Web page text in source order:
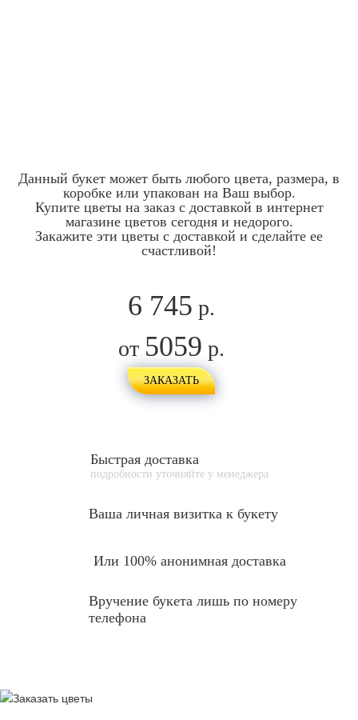
Данный букет может быть любого цвета, размера, в
коробке или упакован на Ваш выбор.
Купите цветы на заказ с доставкой в интернет
магазине цветов сегодня и недорого.
Закажите эти цветы с доставкой и сделайте ее
счастливой!
6 745 р.
от 5059 р.
ЗАКАЗАТЬ
Быстрая доставка
подробности уточняйте у менеджера
Ваша личная визитка к букету
Или 100% анонимная доставка
Вручение букета лишь по номеру
телефона